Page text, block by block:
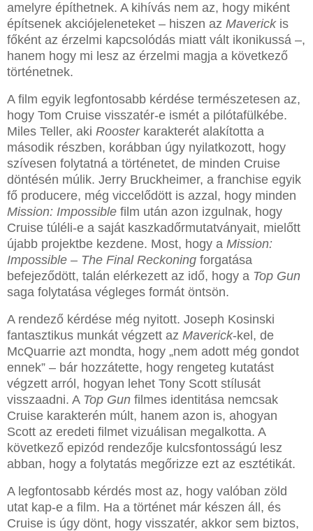
amelyre építhetnek. A kihívás nem az, hogy miként
építsenek akciójeleneteket – hiszen az Maverickis
főként az érzelmi kapcsolódás miatt vált ikonikussá –,
hanem hogy mi lesz az érzelmi magja a következő
történetnek.
A film egyik legfontosabb kérdése természetesen az,
hogy Tom Cruise visszatér-e ismét a pilótafülkébe.
Miles Teller, aki Roosterkarakterét alakította a
második részben, korábban úgy nyilatkozott, hogy
szívesen folytatná a történetet, de minden Cruise
döntésén múlik. Jerry Bruckheimer, a franchise egyik
fő producere, még viccelődött is azzal, hogy minden
Mission: Impossible film után azon izgulnak, hogy
Cruise túléli-e a saját kaszkadőrmutatványait, mielőtt
újabb projektbe kezdene. Most, hogy a Mission:
Impossible – The Final Reckoning forgatása
befejeződött, talán elérkezett az idő, hogy a Top Gun
saga folytatása végleges formát öntsön.
A rendező kérdése még nyitott. Joseph Kosinski
fantasztikus munkát végzett az Maverick-kel, de
McQuarrie azt mondta, hogy „nem adott még gondot
ennek” – bár hozzátette, hogy rengeteg kutatást
végzett arról, hogyan lehet Tony Scott stílusát
visszaadni. A Top Gun filmes identitása nemcsak
Cruise karakterén múlt, hanem azon is, ahogyan
Scott az eredeti filmet vizuálisan megalkotta. A
következő epizód rendezője kulcsfontosságú lesz
abban, hogy a folytatás megőrizze ezt az esztétikát.
A legfontosabb kérdés most az, hogy valóban zöld
utat kap-e a film. Ha a történet már készen áll, és
Cruise is úgy dönt, hogy visszatér, akkor sem biztos,